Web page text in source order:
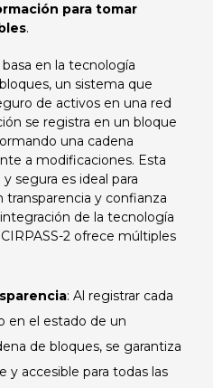
para tomar
.
en la tecnología
un sistema que
de activos en una red
se registra en un bloque
una cadena
a modificaciones. Esta
segura es ideal para
transparencia y confianza
de la tecnología
2 ofrece múltiples
: Al registrar cada
en el estado de un
de bloques, se garantiza
y accesible para todas las